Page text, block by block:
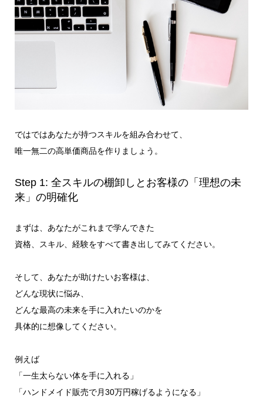
ではではあなたが持つスキルを組み合わせて、
唯一無二の高単価商品を作りましょう。
Step 1: 全スキルの棚卸しとお客様の「理想の未
来」の明確化
まずは、あなたがこれまで学んできた
資格、スキル、経験をすべて書き出してみてください。
そして、あなたが助けたいお客様は、
どんな現状に悩み、
どんな最高の未来を手に入れたいのかを
具体的に想像してください。
例えば
「一生太らない体を手に入れる」
「ハンドメイド販売で月30万円稼げるようになる」